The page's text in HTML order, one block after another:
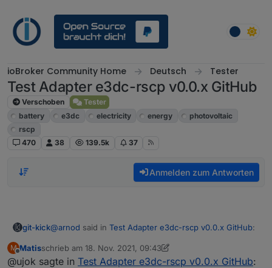
ioBroker Community Home Deutsch Tester
Test Adapter e3dc-rscp v0.0.x GitHub
Verschoben
Tester
battery
e3dc electricity energy
photovoltaic
rscp
470
38 139.5k 37
Anmelden zum Antworten
git-kick@arnod said in Test Adapter e3dc-rscp v0.0.x GitHub:
Bin mir jetzt nicht sicher, aber war e3dc-
M
Offline
Matisschrieb am 18. Nov. 2021, 09:43
zuletzt editiert von Matis
@ujok sagte in Test Adapter e3dc-rscp v0.0.x GitHub: